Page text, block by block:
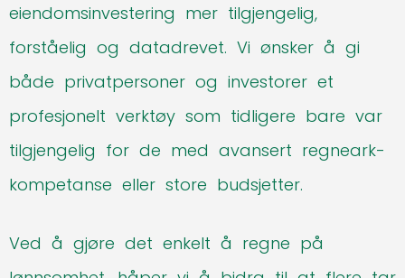
eiendomsinvestering mer tilgjengelig,
forståelig og datadrevet. Vi ønsker å gi
både privatpersoner og investorer et
profesjonelt verktøy som tidligere bare var
tilgjengelig for de med avansert regneark-
kompetanse eller store budsjetter.
Ved å gjøre det enkelt å regne på